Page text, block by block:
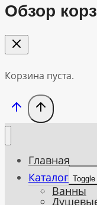
Обзор
Корзина пуста.
Главная
Каталог
Ванны